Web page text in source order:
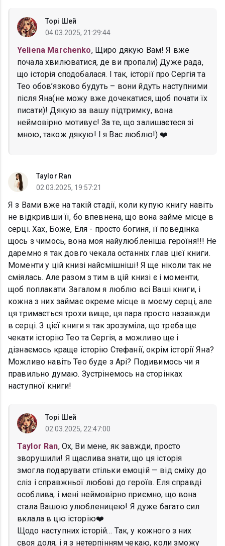
Торі Шей
04.03.2025, 21:29:44
Yeliena Marchenko, Щиро дякую Вам! Я вже
почала хвилюватися, де ви пропали) Дуже рада,
що історія сподобалася. І так, історії про Сергія та
Тео обов’язково будуть – вони йдуть наступними
після Яна(не можу вже дочекатися, щоб почати їх
писати)! Дякую за вашу підтримку, вона
неймовірно мотивує! За те, що залишаєтеся зі
мною, також дякую! І я Вас люблю!) ❤️
Taylor Ran
02.03.2025, 19:57:21
Я з Вами вже на такій стадії, коли купую книгу навіть
не відкривши її, бо впевнена, що вона займе місце в
серці. Хах, Боже, Еля - просто богиня, її поведінка
щось з чимось, вона моя найулюбленіша героїня!!! Не
даремно я так довго чекала останніх глав цієї книги.
Моменти у цій книзі найсмішніші! Я ще ніколи так не
сміялась. Але разом з тим в цій книзі є і моменти,
щоб поплакати. Загалом я люблю всі Ваші книги, і
кожна з них займає окреме місце в моєму серці, але
ця тримається трохи вище, ця пара просто назавжди
в серці. З цієї книги я так зрозуміла, що треба ще
чекати історію Тео та Сергія, а можливо ще і
дізнаємось краще історію Стефанії, окрім історії Яна?
Можливо навіть Тео буде з Арі? Подивимось чи я
правильно думаю. Зустрінемось на сторінках
наступної книги!
Торі Шей
02.03.2025, 22:47:00
Taylor Ran, Ох, Ви мене, як завжди, просто
зворушили! Я щаслива знати, що ця історія
змогла подарувати стільки емоцій — від сміху до
сліз і справжньої любові до героїв. Еля справді
особлива, і мені неймовірно приємно, що вона
стала Вашою улюбленицею! Я дуже багато сил
вклала в цю історію❤️
Щодо наступних історій… Так, у кожного з них
своя доля, і я з нетерпінням чекаю, коли зможу